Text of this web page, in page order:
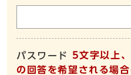
パスワード
5文字以上
の回答を希望される場